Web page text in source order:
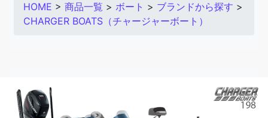
HOME > 商品一覧 > ボート > ブランドから探す >
CHARGER BOATS（チャージャーボート）